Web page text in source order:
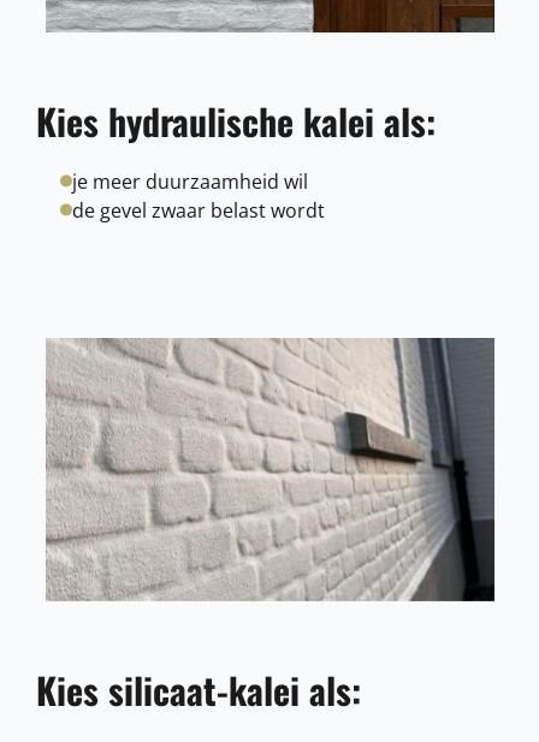
Kies hydraulische kalei als:
je meer duurzaamheid wil
de gevel zwaar belast wordt
Kies silicaat-kalei als: